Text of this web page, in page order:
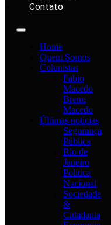
Contato
Home
Quem Somos
Colunistas
Fabio
Macedo
Breno
Macedo
Últimas notícias
Segurança
Pública
Rio de
Janeiro
Política
Nacional
Sociedade
&
Cidadania